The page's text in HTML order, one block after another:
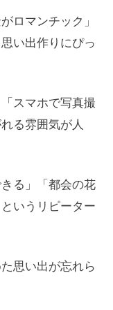
ロマンチック」
い出作りにぴっ
スマホで写真撮
る雰囲気が人
る」「都会の花
いうリピーター
思い出が忘れら